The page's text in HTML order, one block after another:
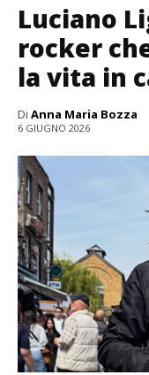
Luciano
rocker
la vita in
Di Anna Maria Bozza
6 GIUGNO 2026